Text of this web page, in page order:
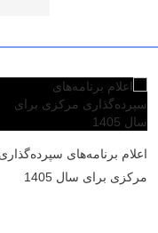
اعلام برنامه‌های سپرده‌گذاری
مرکزی برای سال 1405